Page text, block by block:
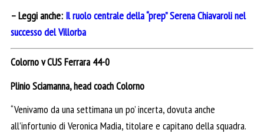
– Leggi anche: Il ruolo centrale della “prep” Serena Chiavaroli nel
successo del Villorba
Colorno v CUS Ferrara 44-0
Plinio Sciamanna, head coach Colorno
“Venivamo da una settimana un po’ incerta, dovuta anche
all’infortunio di Veronica Madia, titolare e capitano della squadra.